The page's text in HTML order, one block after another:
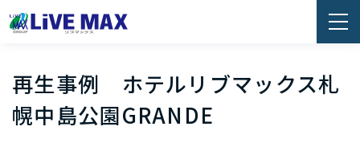
再生事例 ホテルリブマックス札
幌中島公園GRANDE